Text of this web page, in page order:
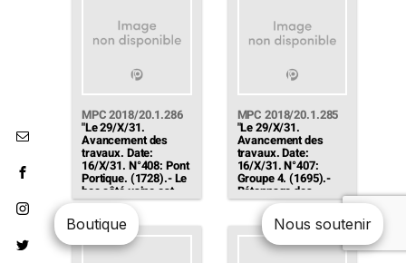
Boutique Nous soutenir
MPC 2018/20.1.286
"Le 29/X/31.
Avancement des
travaux. Date:
16/X/31. N°408: Pont
Portique. (1728).- Le
bec côté usine est
assemblée. A l'avant,
une équipe charge du
charbon au wagonnet
dans le silo N°2 […]"
MPC 2018/20.1.285
"Le 29/X/31.
Avancement des
travaux. Date:
16/X/31. N°407:
Groupe 4. (1695).-
Bétonnage des
fondations en
achèvement. Au
fond, une chaîne
élévatrice des tours à
cendres en